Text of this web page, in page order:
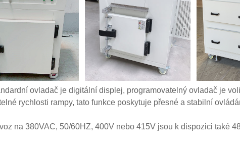
ovladač je digitální displej, programovatelný ovladač je
rychlosti rampy, tato funkce poskytuje přesné a stabilní
na 380VAC, 50/60HZ, 400V nebo 415V jsou k dispozici také